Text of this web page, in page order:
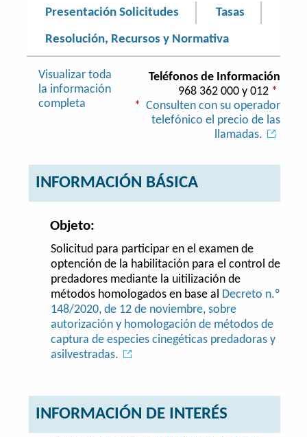
Presentación Solicitudes Tasas
Resolución, Recursos y Normativa
Visualizar toda
la información
completa
Teléfonos de Información
968 362 000 y 012 *
*
Consulten con su operador
telefónico el precio de las
llamadas.
INFORMACIÓN BÁSICA
Objeto:
Solicitud para participar en el examen de
optención de la habilitación para el control de
predadores mediante la uitilización de
métodos homologados en base al
Decreto n.º
148/2020, de 12 de noviembre, sobre
autorización y homologación de métodos de
captura de especies cinegéticas predadoras y
asilvestradas.
INFORMACIÓN DE INTERÉS